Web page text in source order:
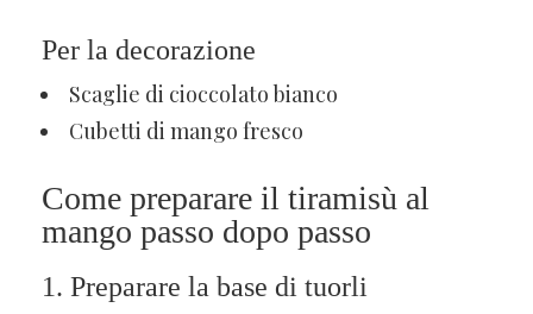
Per la decorazione
Scaglie di cioccolato bianco
Cubetti di mango fresco
Come preparare il tiramisù al
mango passo dopo passo
1. Preparare la base di tuorli